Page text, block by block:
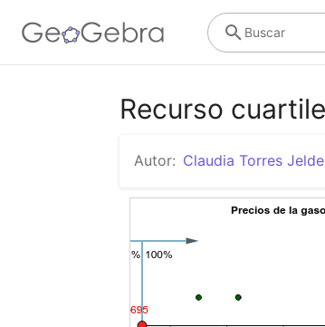
Buscar
Recurso
Autor: Claudia Torres